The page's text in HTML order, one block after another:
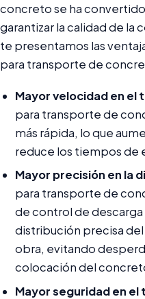
concreto se ha
garantizar la calidad de la
te presentamos las
para transporte de
Mayor velocidad en el
para transporte de
más rápida, lo que
reduce los tiempos de
Mayor precisión en la
para transporte de
de control de
distribución precisa del
obra, evitando
colocación del
Mayor seguridad en